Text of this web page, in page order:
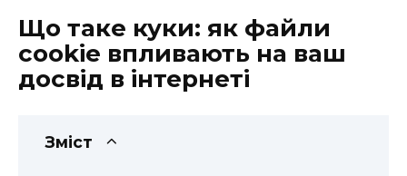
Що таке куки: як файли
cookie впливають на ваш
досвід в інтернеті
Зміст